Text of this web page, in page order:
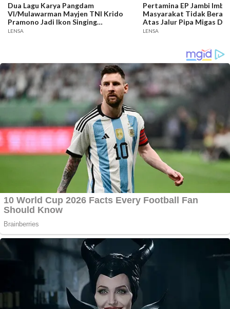
Dua Lagu Karya Pangdam
VI/Mulawarman Mayjen TNI Krido
Pramono Jadi Ikon Singing
Competition HUT Ke-81 RI
LENSA
Pertamina EP Jambi
Masyarakat Tidak
Atas Jalur Pipa Migas
Keselamatan Bersama
LENSA